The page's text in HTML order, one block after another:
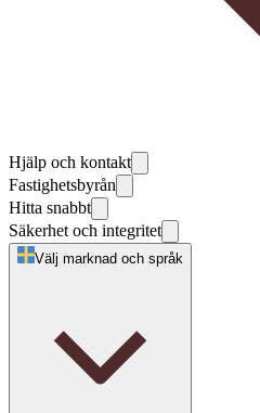
Hjälp och kontakt
Fastighetsbyrån
Hitta snabbt
Säkerhet och integritet
Välj marknad och språk